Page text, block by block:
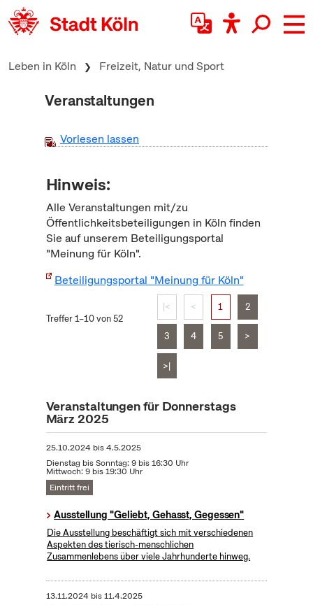
zum Inhalt springen
Leben in Köln Freizeit, Natur und Sport
Veranstaltungen
Vorlesen lassen
Hinweis:
Alle Veranstaltungen mit/zu
Öffentlichkeitsbeteiligungen in Köln finden
Sie auf unserem Beteiligungsportal
"Meinung für Köln".
Beteiligungsportal "Meinung für Köln"
Treffer 1–10 von 52
|< < 1 2
3 4 5 >
>|
Veranstaltungen für Donnerstags
März 2025
25.10.2024 bis4.5.2025
Dienstag bis Sonntag: 9 bis 16:30 Uhr
Mittwoch: 9 bis 19:30 Uhr
Eintritt frei
Ausstellung "Geliebt, Gehasst, Gegessen"
Die Ausstellung beschäftigt sich mit verschiedenen
Aspekten des tierisch-menschlichen
Zusammenlebens über viele Jahrhunderte hinweg.
13.11.2024 bis11.4.2025